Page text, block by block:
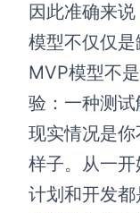
因此准确来
模型不仅仅
MVP模型不
验：一种测试
现实情况是
样子。从一
计划和开发都